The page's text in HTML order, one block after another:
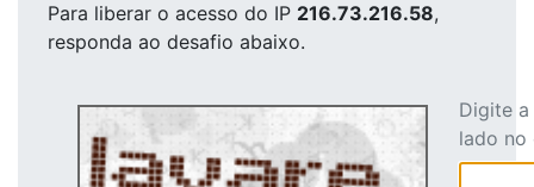
Para liberar o acesso do IP 216.73.216.58,
responda ao desafio abaixo.
Digite
lado no